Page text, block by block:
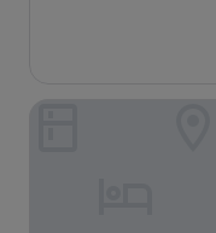
Bewertungen)